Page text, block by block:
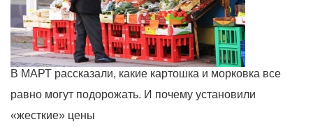
В МАРТ рассказали, какие картошка и морковка все
равно могут подорожать. И почему установили
«жесткие» цены